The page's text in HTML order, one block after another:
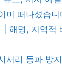
미 떠나셨습니
| 해명, 지역적
서리 동파 방